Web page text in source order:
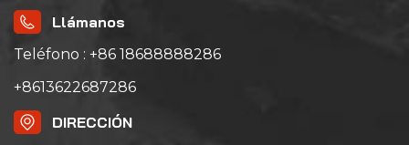
Llámanos
Teléfono : +86 18688888286
+8613622687286
DIRECCIÓN